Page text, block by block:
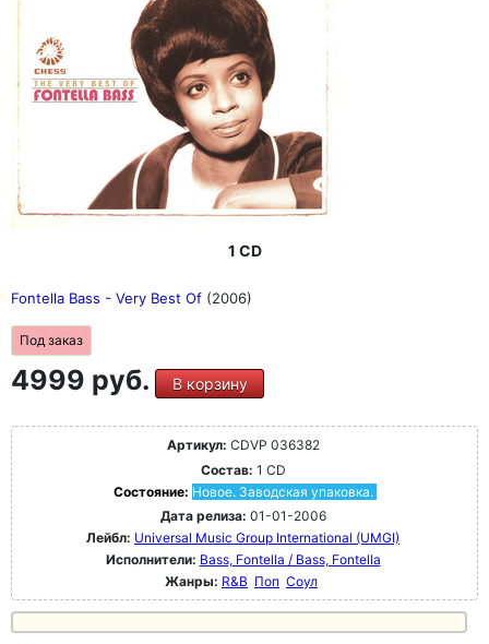
1 CD
Fontella Bass - Very Best Of (2006)
Под заказ
4999 руб. В корзину
Артикул: CDVP 036382
Состав: 1 CD
Состояние: Новое. Заводская упаковка.
Дата релиза: 01-01-2006
Лейбл: Universal Music Group International (UMGI)
Исполнители: Bass, Fontella / Bass, Fontella
Жанры: R&B Поп Соул